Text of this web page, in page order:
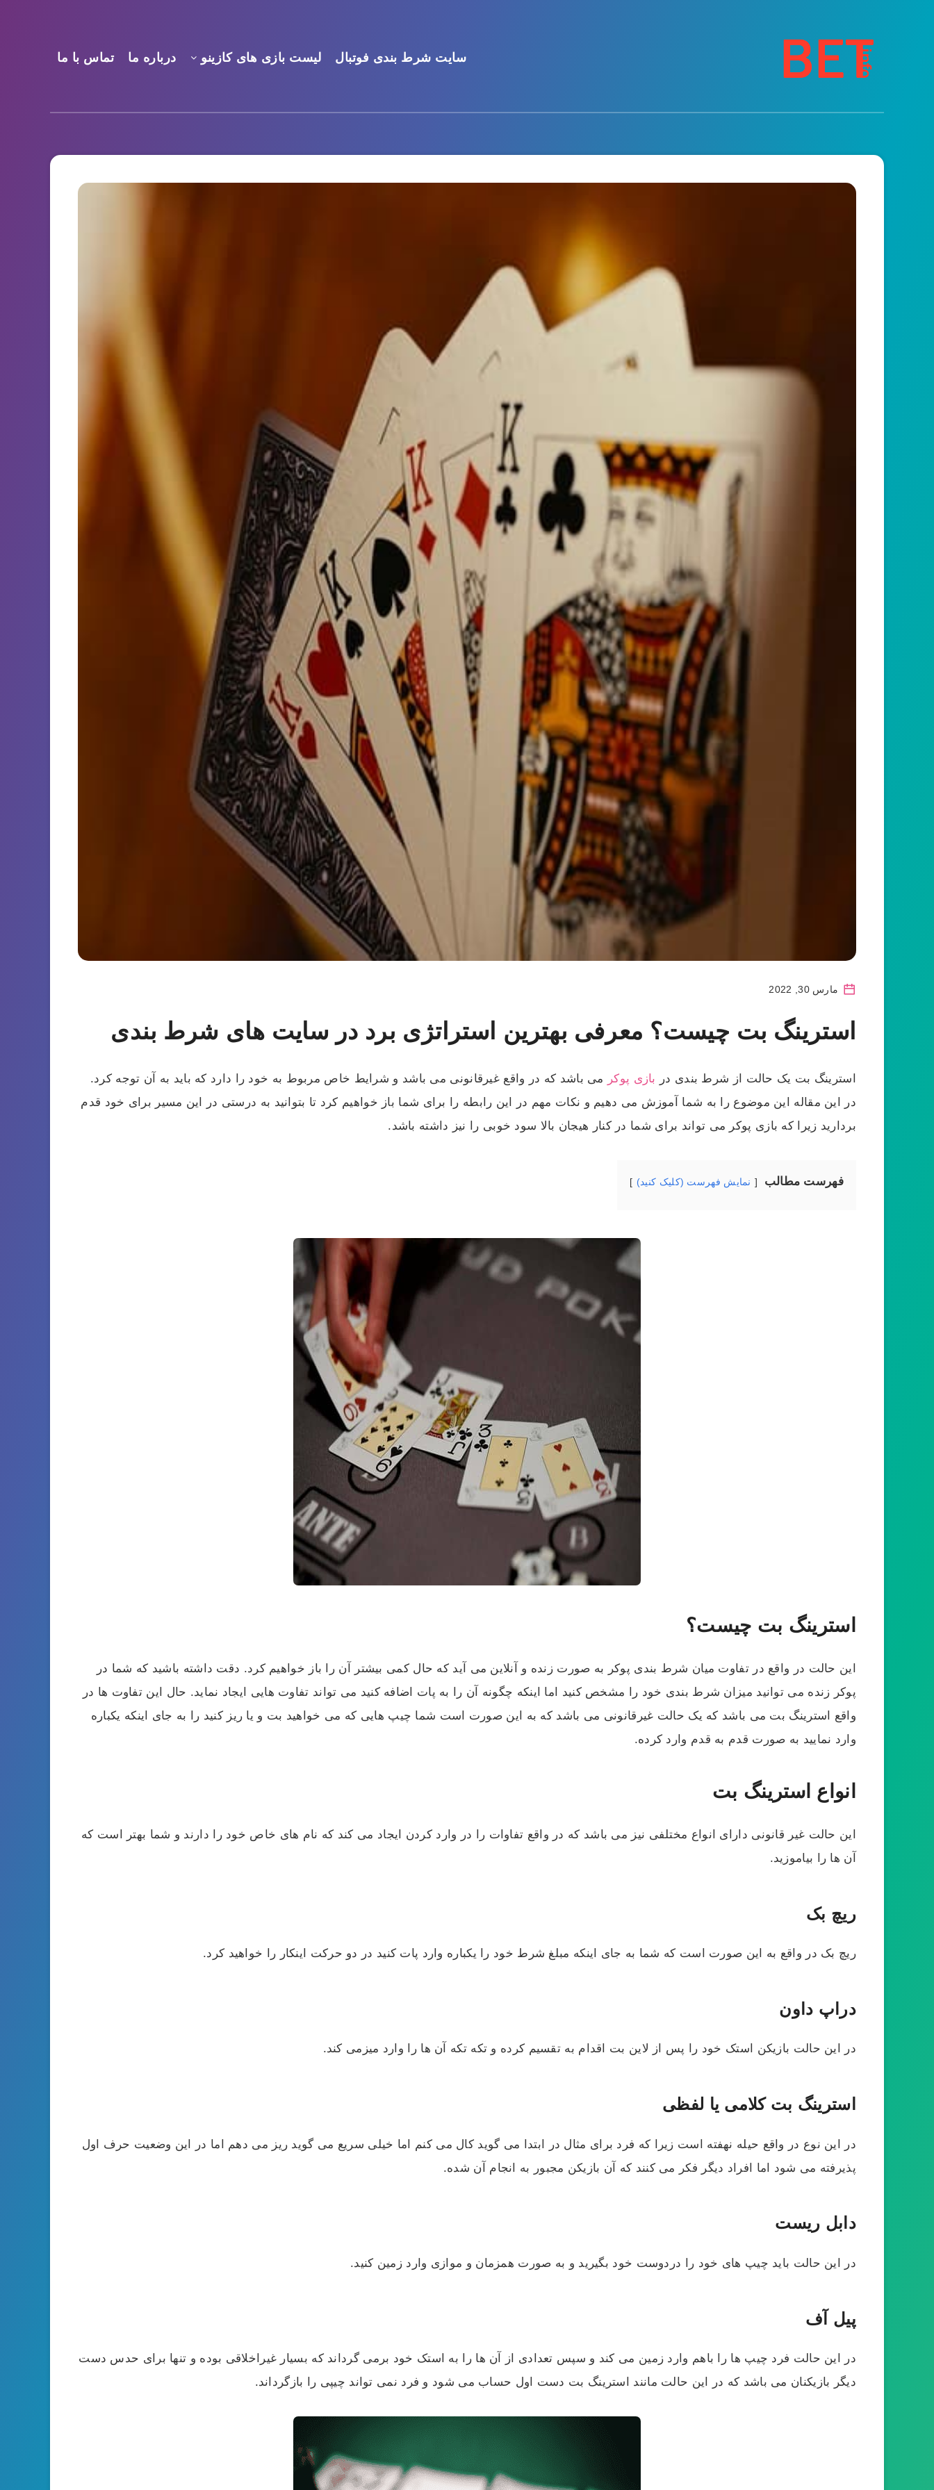
سایت شرط بندی فوتبال لیست بازی های کازینو درباره ما تماس با ما
مارس 30, 2022
استرینگ بت چیست؟ معرفی بهترین استراتژی برد در سایت های شرط بندی
استرینگ بت یک حالت از شرط بندی در بازی پوکر
می باشد که در واقع غیرقانونی می باشد و شرایط خاص مربوط به خود را دارد که باید به آن توجه کرد.
در این مقاله این موضوع را به شما آموزش می دهیم و نکات مهم در این رابطه را برای شما باز خواهیم کرد تا بتوانید به درستی در این مسیر برای خود قدم
بردارید زیرا که بازی پوکر می تواند برای شما در کنار هیجان بالا سود خوبی را نیز داشته باشد.
فهرست مطالب نمایش فهرست (کلیک کنید)
استرینگ بت چیست؟
این حالت در واقع در تفاوت میان شرط بندی پوکر به صورت زنده و آنلاین می آید که حال کمی بیشتر آن را باز خواهیم کرد. دقت داشته باشید که شما در
پوکر زنده می توانید میزان شرط بندی خود را مشخص کنید اما اینکه چگونه آن را به پات اضافه کنید می تواند تفاوت هایی ایجاد نماید. حال این تفاوت ها در
واقع استرینگ بت می باشد که یک حالت غیرقانونی می باشد که به این صورت است شما چیپ هایی که می خواهید بت و یا ریز کنید را به جای اینکه یکباره
وارد نمایید به صورت قدم به قدم وارد کرده.
انواع استرینگ بت
این حالت غیر قانونی دارای انواع مختلفی نیز می باشد که در واقع تفاوات را در وارد کردن ایجاد می کند که نام های خاص خود را دارند و شما بهتر است که
آن ها را بیاموزید.
ریچ بک
ریچ بک در واقع به این صورت است که شما به جای اینکه مبلغ شرط خود را یکباره وارد پات کنید در دو حرکت اینکار را خواهید کرد.
دراپ داون
در این حالت بازیکن استک خود را پس از لاین بت اقدام به تقسیم کرده و تکه تکه آن ها را وارد میزمی کند.
استرینگ بت کلامی یا لفظی
در این نوع در واقع حیله نهفته است زیرا که فرد برای مثال در ابتدا می گوید کال می کنم اما خیلی سریع می گوید ریز می دهم اما در این وضعیت حرف اول
پذیرفته می شود اما افراد دیگر فکر می کنند که آن بازیکن مجبور به انجام آن شده.
دابل ریست
در این حالت باید چیپ های خود را دردوست خود بگیرید و به صورت همزمان و موازی وارد زمین کنید.
پیل آف
در این حالت فرد چیپ ها را باهم وارد زمین می کند و سپس تعدادی از آن ها را به استک خود برمی گرداند که بسیار غیراخلاقی بوده و تنها برای حدس دست
دیگر بازیکنان می باشد که در این حالت مانند استرینگ بت دست اول حساب می شود و فرد نمی تواند چیپی را بازگرداند.